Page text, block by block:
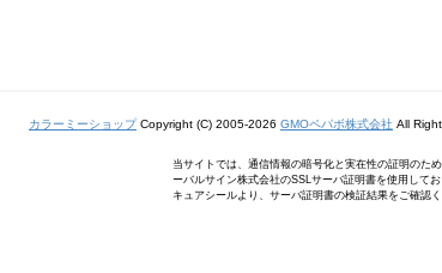
カラーミーショップCopyright (C) 2005-2026 GMOペパボ株式会社 All
当サイトでは、通信情報の暗号化と実在性の証明のた
ーバルサイン株式会社のSSLサーバ証明書を使用して
キュアシールより、サーバ証明書の検証結果をご確認く